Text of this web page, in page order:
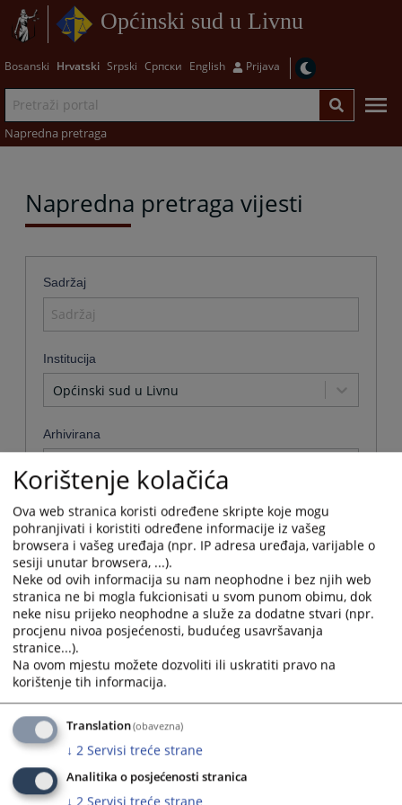
Općinski sud u Livnu
Bosanski Hrvatski Srpski Српски English Prijava
Napredna pretraga
Napredna pretraga vijesti
Sadržaj
Institucija
Općinski sud u Livnu
Arhivirana
Ne
Datum od
Navigate
forward
to
interact
with
the
calendar
and
select
a
date.
Press
the
question
Datum do
Navigate
forward
to
interact
with
the
calendar
select
a
Sortiraj po
Odaberi...
Napredne stavke
Pretraži
Korištenje kolačića
Ova web stranica koristi određene skripte koje mogu
pohranjivati i koristiti određene informacije iz vašeg
browsera i vašeg uređaja (npr. IP adresa uređaja, varijable o
sesiji unutar browsera, ...).
Neke od ovih informacija su nam neophodne i bez njih web
stranica ne bi mogla fukcionisati u svom punom obimu, dok
neke nisu prijeko neophodne a služe za dodatne stvari (npr.
procjenu nivoa posjećenosti, budućeg usavršavanja
stranice...).
Na ovom mjestu možete dozvoliti ili uskratiti pravo na
korištenje tih informacija.
Translation(obavezna)
↓ 2 Servisi treće strane
Analitika o posjećenosti stranica
↓ 2 Servisi treće strane